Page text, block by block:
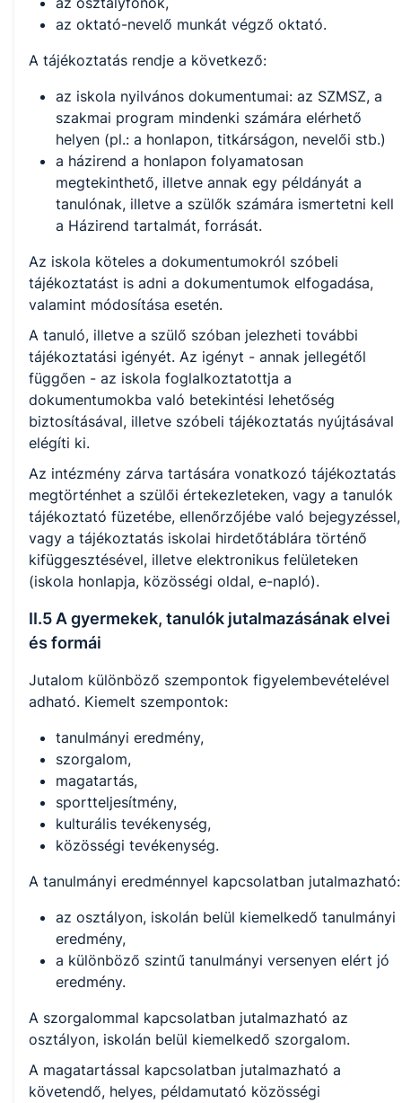
az oktató-nevelő munkát végző oktató.
A tájékoztatás rendje a következő:
az iskola nyilvános dokumentumai: az SZMSZ, a
szakmai program mindenki számára elérhető
helyen (pl.: a honlapon, titkárságon, nevelői stb.)
a házirend a honlapon folyamatosan
megtekinthető, illetve annak egy példányát a
tanulónak, illetve a szülők számára ismertetni kell
a Házirend tartalmát, forrását.
Az iskola köteles a dokumentumokról szóbeli
tájékoztatást is adni a dokumentumok elfogadása,
valamint módosítása esetén.
A tanuló, illetve a szülő szóban jelezheti további
tájékoztatási igényét. Az igényt - annak jellegétől
függően - az iskola foglalkoztatottja a
dokumentumokba való betekintési lehetőség
biztosításával, illetve szóbeli tájékoztatás nyújtásával
elégíti ki.
Az intézmény zárva tartására vonatkozó tájékoztatás
megtörténhet a szülői értekezleteken, vagy a tanulók
tájékoztató füzetébe, ellenőrzőjébe való bejegyzéssel,
vagy a tájékoztatás iskolai hirdetőtáblára történő
kifüggesztésével, illetve elektronikus felületeken
(iskola honlapja, közösségi oldal, e-napló).
II.5 A gyermekek, tanulók jutalmazásának elvei
és formái
Jutalom különböző szempontok figyelembevételével
adható. Kiemelt szempontok:
tanulmányi eredmény,
szorgalom,
magatartás,
sportteljesítmény,
kulturális tevékenység,
közösségi tevékenység.
A tanulmányi eredménnyel kapcsolatban jutalmazható:
az osztályon, iskolán belül kiemelkedő tanulmányi
eredmény,
a különböző szintű tanulmányi versenyen elért jó
eredmény.
A szorgalommal kapcsolatban jutalmazható az
osztályon, iskolán belül kiemelkedő szorgalom.
A magatartással kapcsolatban jutalmazható a
követendő, helyes, példamutató közösségi